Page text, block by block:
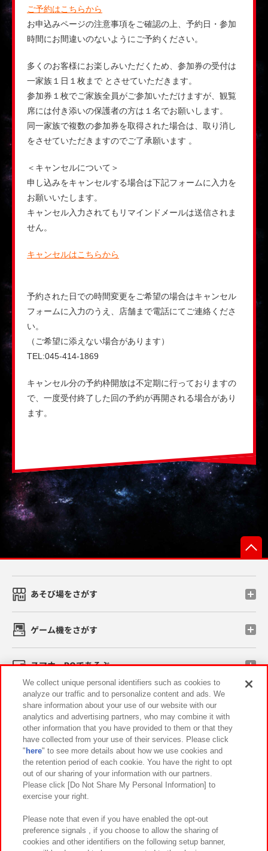
ご予約はこちらから
お申込みページの注意事項をご確認の上、予約日・参加
時間にお間違いのないようにご予約ください。
多くのお客様にお楽しみいただくため、参加券の受付は
一家族１日１枚まで とさせていただきます。
参加券１枚でご家族全員がご参加いただけますが、観覧
席には付き添いの保護者の方は１名でお願いします。
同一家族で複数の参加券を取得された場合は、取り消し
をさせていただきますのでご了承願います 。
＜キャンセルについて＞
申し込みをキャンセルする場合は下記フォームに入力を
お願いいたします。
キャンセル入力されてもリマインドメールは送信されま
せん。
キャンセルはこちらから
予約された日での時間変更をご希望の場合はキャンセル
フォームに入力のうえ、店舗まで電話にてご連絡くださ
い。
（ご希望に添えない場合があります）
TEL:045-414-1869
キャンセル分の予約枠開放は不定期に行っておりますの
で、一度受付終了した回の予約が再開される場合があり
ます。
あそび場をさがす
ゲーム機をさがす
スマホ・PCであそぶ
イベント・キャンペーン
関連会社 サステナビリティ サイトポリシー
プライバシーポリシー ウェブアクセシビリティ方針と検証結果
お取引先さまとともに
カスタマーハラスメント対応方針 よくあるご質問・お問い合わせ
We collect unique personal identifiers such as cookies to
analyze our traffic and to personalize content and ads. We
share information about your use of our website with our
analytics and advertising partners, who may combine it with
other information that you have provided to them or that they
have collected from your use of their services. Please click
" here" to see more details about how we use cookies and
the retention period of each cookie. You have the right to opt
out of our sharing of your information with our partners.
Please click [Do Not Share My Personal Information] to
exercise your right.
Please note that even if you have enabled the opt-out
preference signals , if you choose to allow the sharing of
cookies and other identifiers on the following setup banner,